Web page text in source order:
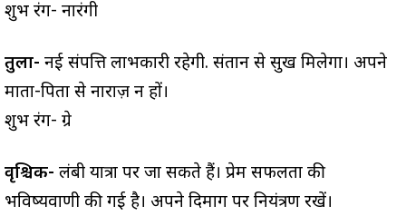
शुभ रंग- नारंगी
तुला- नई संपत्ति लाभकारी रहेगी. संतान से सुख मिलेगा। अपने
माता-पिता से नाराज़ न हों।
शुभ रंग- ग्रे
वृश्चिक- लंबी यात्रा पर जा सकते हैं। प्रेम सफलता की
भविष्यवाणी की गई है। अपने दिमाग पर नियंत्रण रखें।